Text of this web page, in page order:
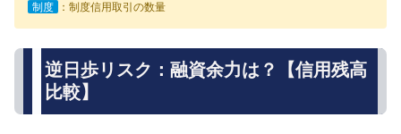
制度
：制度信用取引の数量
逆日歩リスク：融資余力は？【信用残高
比較】